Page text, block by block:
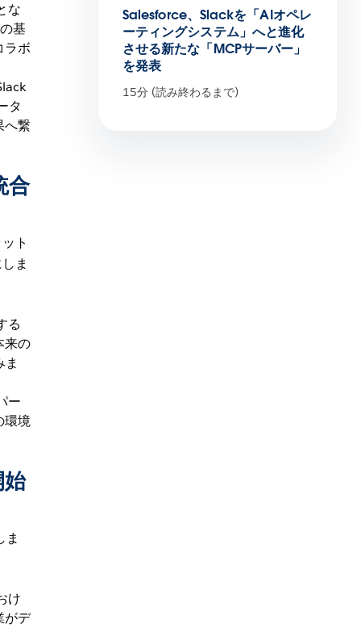
な
基
ラボ
タ
へ繋
合
ト
ま
る
来の
ー
環境
ま
け
がデ
Salesforce、Slackを「AIオペレ
ーティングシステム」へと進化
させる新たな「MCPサーバー」
を発表
15分 (読み終わるまで)